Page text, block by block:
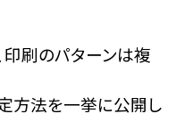
印刷のパターンは複
方法を一挙に公開し